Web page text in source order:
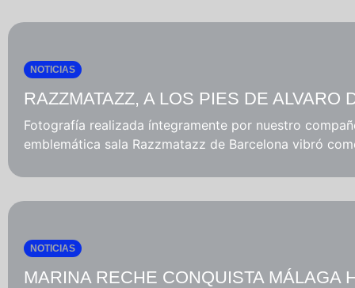
NOTICIAS
RAZZMATAZZ, A LOS PIES DE ALVARO
Fotografía realizada íntegramente por nuestro
emblemática sala Razzmatazz de Barcelona vibró
NOTICIAS
MARINA RECHE CONQUISTA MÁLAGA